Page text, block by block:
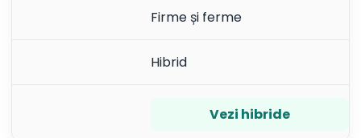
Firme și ferme
Hibrid
Vezi hibride